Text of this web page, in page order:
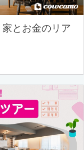
とお金のリア